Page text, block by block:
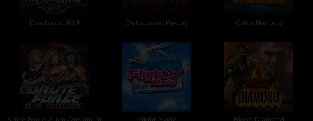
Deadwood R.I.P Outsourced Payday Gator Hunters